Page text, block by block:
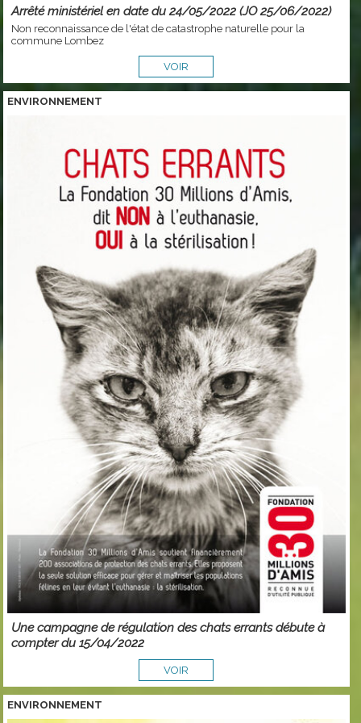
Arrêté ministériel en date du 24/05/2022 (JO 25/06/2022)
Non reconnaissance de l'état de catastrophe naturelle pour la
commune Lombez
VOIR
ENVIRONNEMENT
Une campagne de régulation des chats errants débute à
compter du 15/04/2022
VOIR
ENVIRONNEMENT